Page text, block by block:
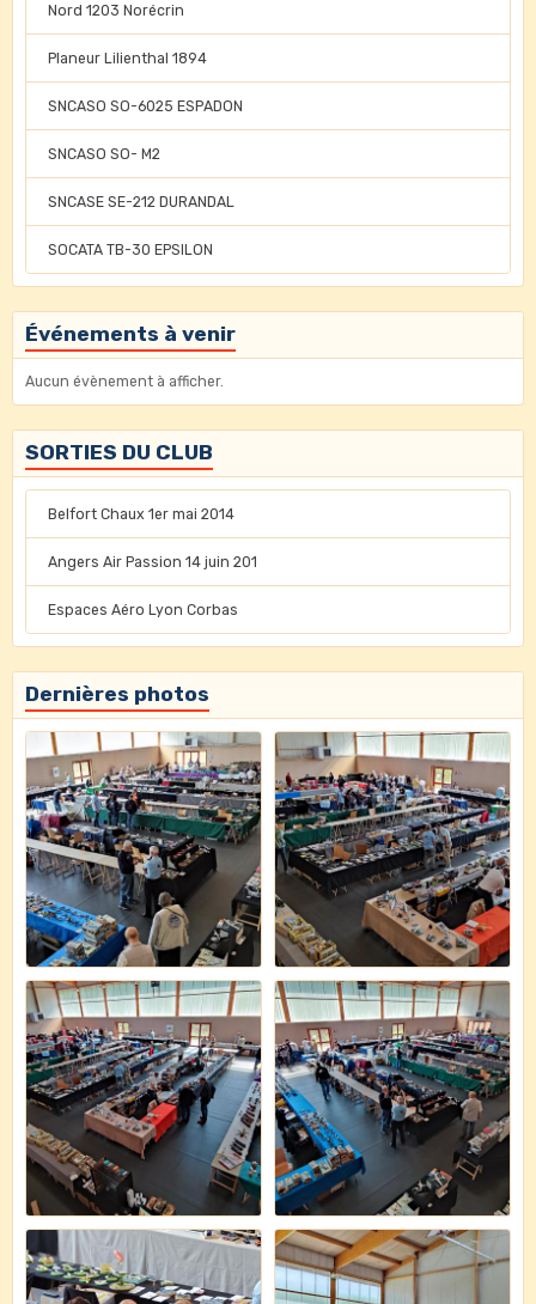
Nord 1203 Norécrin
Planeur Lilienthal 1894
SNCASO SO-6025 ESPADON
SNCASO SO- M2
SNCASE SE-212 DURANDAL
SOCATA TB-30 EPSILON
Événements à venir
Aucun évènement à afficher.
SORTIES DU CLUB
Belfort Chaux 1er mai 2014
Angers Air Passion 14 juin 201
Espaces Aéro Lyon Corbas
Dernières photos